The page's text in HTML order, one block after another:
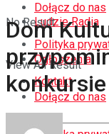
Dołącz do nas
Polityka
Kontakt
Ludzie Radia
Ogłoszenia
Dołącz do nas
No Result
View All Result
Dom
konkursie